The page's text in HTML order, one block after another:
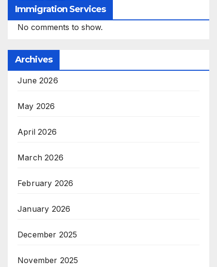
Immigration Services
No comments to show.
Archives
June 2026
May 2026
April 2026
March 2026
February 2026
January 2026
December 2025
November 2025